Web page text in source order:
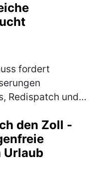
und Ers…
fordert
Redispatch und
für das
(EE…
den Zoll -
Urlaub